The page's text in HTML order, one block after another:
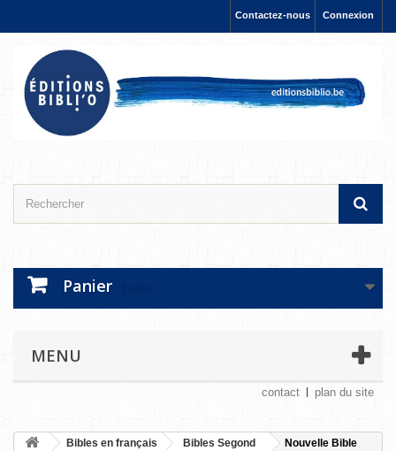
Connexion
Contactez-nous
Panier
MENU
contact plan du site
Bibles en français Bibles Segond
Nouvelle Bible